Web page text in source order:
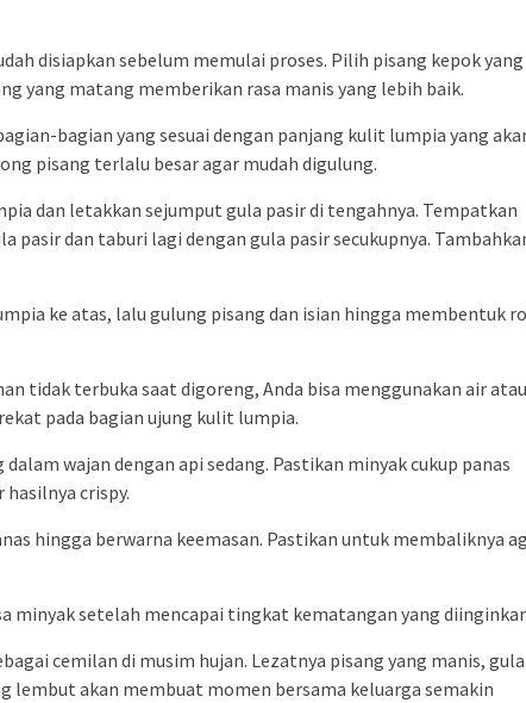
disiapkan sebelum memulai proses. Pilih pisang kepok yang
yang matang memberikan rasa manis yang lebih baik.
bagian yang sesuai dengan panjang kulit lumpia yang
pisang terlalu besar agar mudah digulung.
dan letakkan sejumput gula pasir di tengahnya. Tempatkan
pasir dan taburi lagi dengan gula pasir secukupnya.
ke atas, lalu gulung pisang dan isian hingga membentuk
tidak terbuka saat digoreng, Anda bisa menggunakan air atau
pada bagian ujung kulit lumpia.
wajan dengan api sedang. Pastikan minyak cukup panas
crispy.
hingga berwarna keemasan. Pastikan untuk membaliknya
minyak setelah mencapai tingkat kematangan yang
cemilan di musim hujan. Lezatnya pisang yang manis, gula
lembut akan membuat momen bersama keluarga semakin